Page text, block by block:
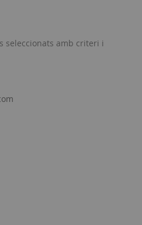
seleccionats amb criteri i